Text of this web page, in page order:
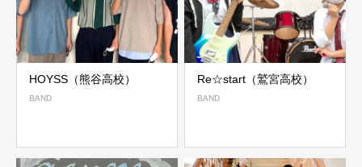
HOYSS（熊谷高校）
BAND
Re☆start（鷲宮高校）
BAND